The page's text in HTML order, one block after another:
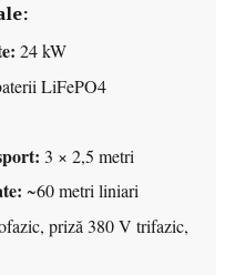
24 kW
LiFePO4
3 × 2,5 metri
~60 metri liniari
priză 380 V trifazic,